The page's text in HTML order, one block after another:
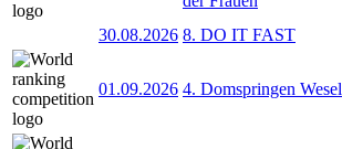
30.08.2026 8. DO IT FAST
01.09.2026 4. Domspringen Wesel